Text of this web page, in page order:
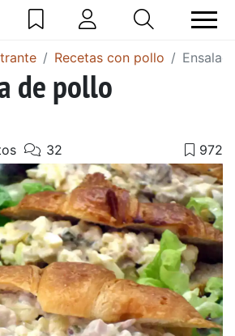
Recetas con pollo
de pollo